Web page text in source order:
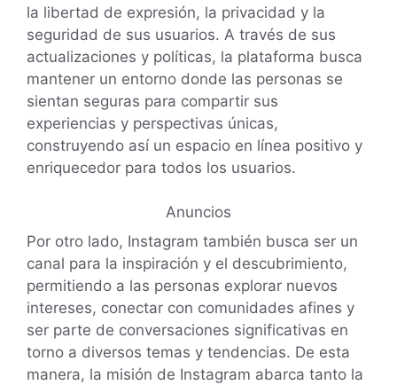
la libertad de expresión, la privacidad y la
seguridad de sus usuarios. A través de sus
actualizaciones y políticas, la plataforma busca
mantener un entorno donde las personas se
sientan seguras para compartir sus
experiencias y perspectivas únicas,
construyendo así un espacio en línea positivo y
enriquecedor para todos los usuarios.
Anuncios
Por otro lado, Instagram también busca ser un
canal para la inspiración y el descubrimiento,
permitiendo a las personas explorar nuevos
intereses, conectar con comunidades afines y
ser parte de conversaciones significativas en
torno a diversos temas y tendencias. De esta
manera, la misión de Instagram abarca tanto la